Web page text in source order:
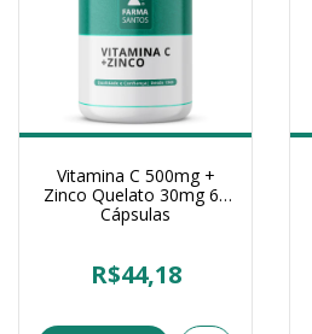
Vitamina C 500mg +
Zinco Quelato 30mg 60
Cápsulas
R$44,18